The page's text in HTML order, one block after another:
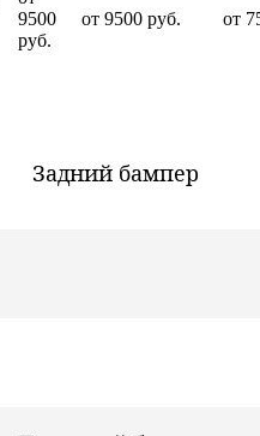
9500
руб.
от 9500 руб. от
Задний бампер